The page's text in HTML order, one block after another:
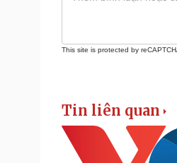
This site is protected by
Tin liên quan